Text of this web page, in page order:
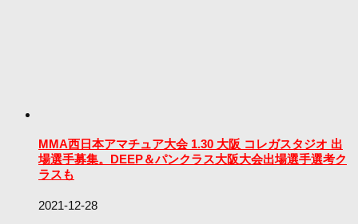
MMA西日本アマチュア大会 1.30 大阪 コレガスタジオ 出
場選手募集。DEEP＆パンクラス大阪大会出場選手選考ク
ラスも
2021-12-28